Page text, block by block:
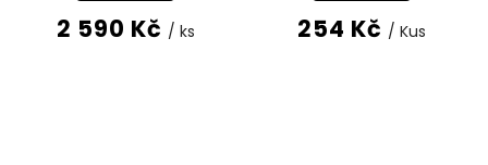
2 590 Kč / ks 254 Kč / Kus